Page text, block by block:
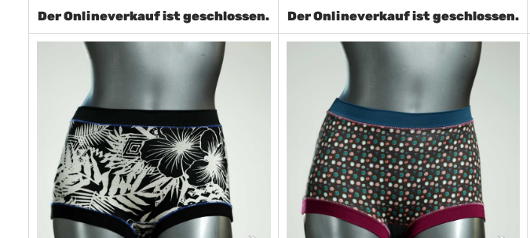
Der Onlineverkauf ist geschlossen.
Der Onlineverkauf ist geschlossen.